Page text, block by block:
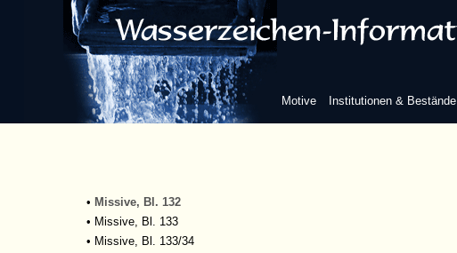
Motive Institutionen & Bestände
•Missive, Bl. 128
•Missive, Bl. 128
•Missive, Bl.128
•Missive, Bl. 129
•Missive, Bl. 129
•Missive, Bl. 129, dgl. Bl. 138
•Missive, Bl. 130
• Missive, Bl. 132
• Missive, Bl. 133
• Missive, Bl. 133/34